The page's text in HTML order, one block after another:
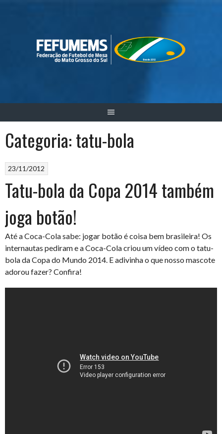
Categoria:tatu-bola
23/11/2012
Tatu-bola da Copa 2014 também
joga botão!
Até a Coca-Cola sabe: jogar botão é coisa bem brasileira! Os
internautas pediram e a Coca-Cola criou um vídeo com o tatu-
bola da Copa do Mundo 2014. E adivinha o que nosso mascote
adorou fazer? Confira!